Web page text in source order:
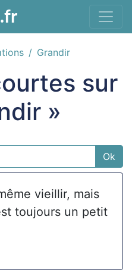
Grandir
sur
»
Ok
vieillir, mais
toujours un petit